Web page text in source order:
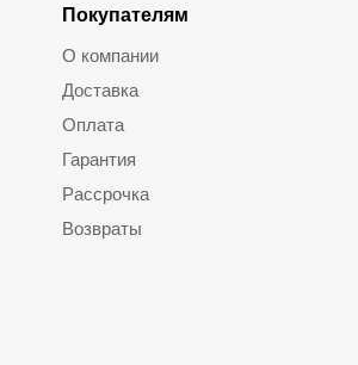
Покупателям
О компании
Доставка
Оплата
Гарантия
Рассрочка
Возвраты